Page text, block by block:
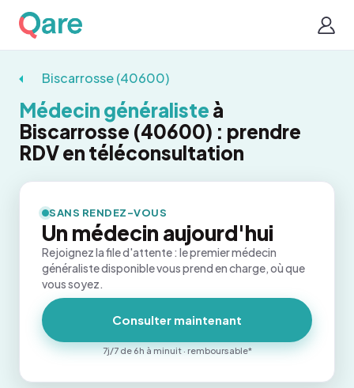
Biscarrosse (40600)
Médecin généraliste à
Biscarrosse (40600) : prendre
RDV en téléconsultation
SANS RENDEZ-VOUS
Un médecin aujourd'hui
Rejoignez la file d'attente : le premier médecin
généraliste disponible vous prend en charge, où que
vous soyez.
Consulter maintenant
7j/7 de 6h à minuit · remboursable*